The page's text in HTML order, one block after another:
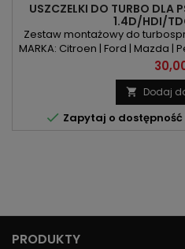
USZCZELKI DO TURBO DLA
1.4D/HDI/
Zestaw montażowy do
MARKA: Citroen | Ford | Mazda |
| C3 | Nemo | Xsara | Fiesta |
307 | 1007 | Bipper | Aygo KOD
| F6JA | F6JB | DV4C | DV4D |
1398ccm 1.4D | 1.4HDI
Cena
 Dodaj
 Zapytaj o
PRODUKTY